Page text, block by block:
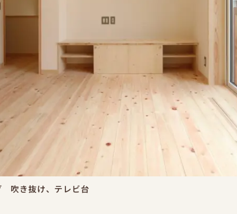
吹き抜け、テレビ台